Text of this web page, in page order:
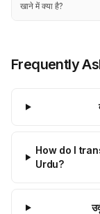
खाने में क्या है?
Frequently
How do I
Urdu?